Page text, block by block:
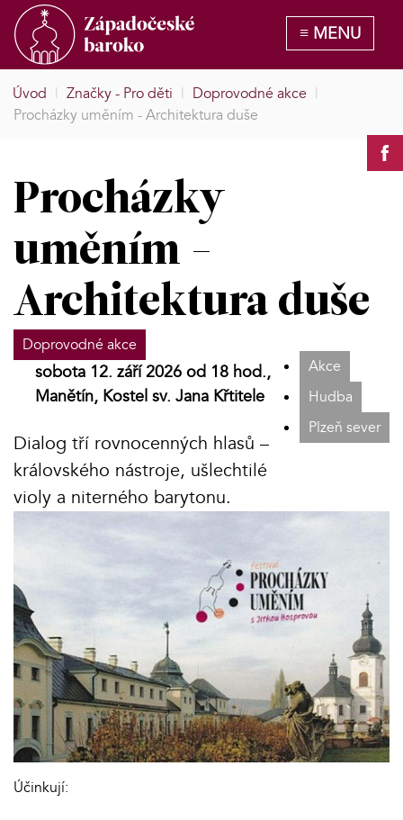
Úvod | Značky - Pro děti | Doprovodné akce |
Procházky uměním - Architektura duše
Procházky
uměním -
Architektura duše
Doprovodné akce
Akce
Hudba
Plzeň sever
sobota 12. září 2026 od 18 hod.,
Manětín, Kostel sv. Jana Křtitele
Dialog tří rovnocenných hlasů –
královského nástroje, ušlechtilé
violy a niterného barytonu.
Účinkují: